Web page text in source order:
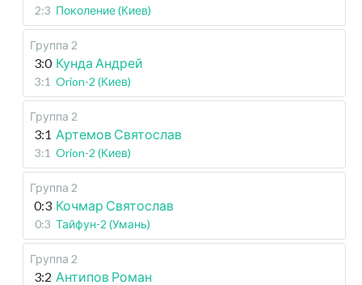
2:3 Поколение (Киев)
Группа 2
3:0 Кунда Андрей
3:1 Orion-2 (Киев)
Группа 2
3:1 Артемов Святослав
3:1 Orion-2 (Киев)
Группа 2
0:3 Кочмар Святослав
0:3 Тайфун-2 (Умань)
Группа 2
3:2 Антипов Роман